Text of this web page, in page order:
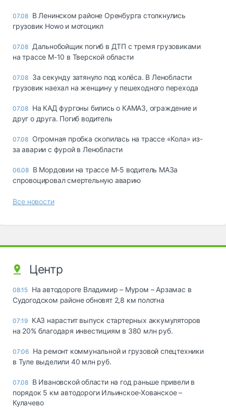
07.08 В Ленинском районе Оренбурга столкнулись
грузовик Howo и мотоцикл
07.08 Дальнобойщик погиб в ДТП с тремя грузовиками
на трассе М-10 в Тверской области
07.08 За секунду затянуло под колёса. В Ленобласти
грузовик наехал на женщину у пешеходного перехода
07.08 На КАД фургоны бились о КАМАЗ, ограждение и
друг о друга. Погиб водитель
07.08 Огромная пробка скопилась на трассе «Кола» из-
за аварии с фурой в Ленобласти
06.08 В Мордовии на трассе М-5 водитель МАЗа
спровоцировал смертельную аварию
Все новости
Центр
08:15 На автодороге Владимир – Муром – Арзамас в
Судогодском районе обновят 2,8 км полотна
07:19 КАЗ нарастит выпуск стартерных аккумуляторов
на 20% благодаря инвестициям в 380 млн руб.
07:06 На ремонт коммунальной и грузовой спецтехники
в Туле выделили 40 млн руб.
07.08 В Ивановской области на год раньше привели в
порядок 5 км автодороги Ильинское-Хованское –
Кулачево